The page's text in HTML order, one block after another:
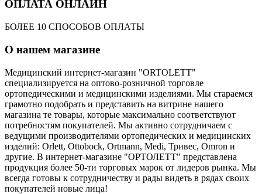
ОПЛАТА ОНЛАЙН
БОЛЕЕ 10 СПОСОБОВ ОПЛАТЫ
О нашем магазине
Медицинский интернет-магазин "ORTOLETT"
специализируется на оптово-розничной торговле
ортопедическими и медицинскими изделиями. Мы стараемся
грамотно подобрать и представить на витрине нашего
магазина те товары, которые максимально соответствуют
потребностям покупателей. Мы активно сотрудничаем с
ведущими производителями ортопедических и медицинских
изделий: Orlett, Ottobock, Ortmann, Medi, Тривес, Omron и
другие. В интернет-магазине "ОРТОЛЕТТ" представлена
продукция более 50-ти торговых марок от лидеров рынка. Мы
всегда готовы к сотрудничеству и рады видеть в рядах своих
покупателей новые лица!